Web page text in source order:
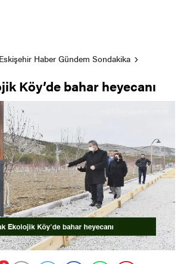
Haber Gündem Sondakika
Köy’de bahar heyecanı